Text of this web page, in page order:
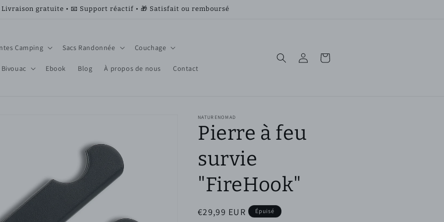
Livraison gratuite • 📧 Support réactif • 🎁 Satisfait ou remboursé
Camping Sacs Randonnée Couchage
Ebook Blog À propos de nous Contact
Connexion Panier
NATURENOMAD
Pierre à feu
survie
"FireHook"
Prix
€29,99 EUR Épuisé